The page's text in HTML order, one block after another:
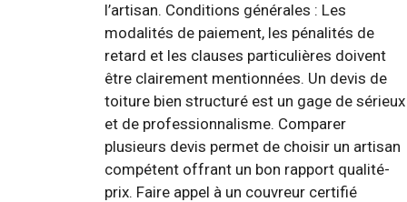
l’artisan. Conditions générales : Les
modalités de paiement, les pénalités de
retard et les clauses particulières doivent
être clairement mentionnées. Un devis de
toiture bien structuré est un gage de sérieux
et de professionnalisme. Comparer
plusieurs devis permet de choisir un artisan
compétent offrant un bon rapport qualité-
prix. Faire appel à un couvreur certifié